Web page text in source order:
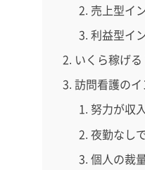
売上型イ
利益型イ
いくら稼げ
訪問看護の
努力が収
夜勤なし
個人の裁